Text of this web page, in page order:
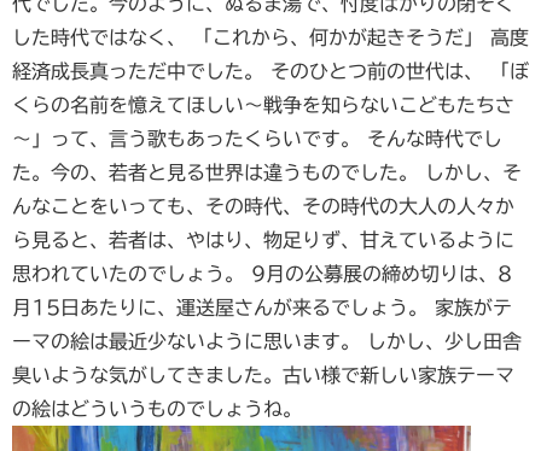
代でした。今のように、ぬるま湯で、忖度ばかりの閉そく
した時代ではなく、
「これから、何かが起きそうだ」 高度
経済成長真っただ中でした。 そのひとつ前の世代は、
「ぼ
くらの名前を憶えてほしい～戦争を知らないこどもたちさ
～」って、言う歌もあったくらいです。 そんな時代でし
た。今の、若者と見る世界は違うものでした。
しかし、そ
んなことをいっても、その時代、その時代の大人の人々か
ら見ると、若者は、やはり、物足りず、甘えているように
思われていたのでしょう。 9月の公募展の締め切りは、8
月15日あたりに、運送屋さんが来るでしょう。 家族がテ
ーマの絵は最近少ないように思います。
しかし、少し田舎
臭いような気がしてきました。古い様で新しい家族テーマ
の絵はどういうものでしょうね。